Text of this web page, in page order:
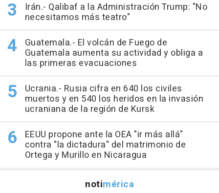
Irán.- Qalibaf a la Administración Trump: "No
necesitamos más teatro"
Guatemala.- El volcán de Fuego de
Guatemala aumenta su actividad y obliga a
las primeras evacuaciones
Ucrania.- Rusia cifra en 640 los civiles
muertos y en 540 los heridos en la invasión
ucraniana de la región de Kursk
EEUU propone ante la OEA "ir más allá"
contra "la dictadura" del matrimonio de
Ortega y Murillo en Nicaragua
notimérica